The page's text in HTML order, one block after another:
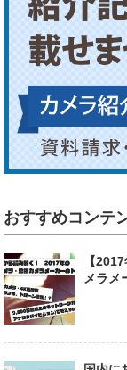
おすすめコンテ
【
メラメ